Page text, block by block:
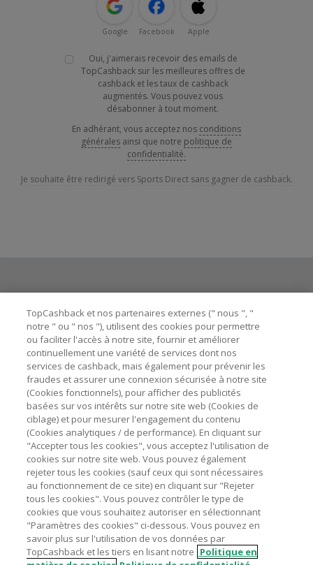
Google Facebook Apple
Oui, j'aimerais recevoir des emails de
TopCashback sur les meilleures offres de
cashback et les taux de cashback
augmentés. Vous pouvez vous
désabonner à tout moment.
En adhérant, vous acceptez nos conditions
générales ainsi que notre politique de
confidentialité.
Je souhaite être redirigé vers Sports Direct sans gagner de cashback.
Besoin d'aide ?
Astuces pour économiser
A propos de
Contactez-nous
Mentions légales
Nos sites UK US CN JP DE AU
TopCashback et nos partenaires externes (" nous ", "
notre " ou " nos "), utilisent des cookies pour permettre
ou faciliter l'accès à notre site, fournir et améliorer
continuellement une variété de services dont nos
services de cashback, mais également pour prévenir les
fraudes et assurer une connexion sécurisée à notre site
(Cookies fonctionnels), pour afficher des publicités
basées sur vos intérêts sur notre site web (Cookies de
ciblage) et pour mesurer l'engagement du contenu
(Cookies analytiques / de performance). En cliquant sur
"Accepter tous les cookies", vous acceptez l'utilisation de
cookies sur notre site web. Vous pouvez également
rejeter tous les cookies (sauf ceux qui sont nécessaires
au fonctionnement de ce site) en cliquant sur "Rejeter
tous les cookies". Vous pouvez contrôler le type de
cookies que vous souhaitez autoriser en sélectionnant
"Paramètres des cookies" ci-dessous. Vous pouvez en
savoir plus sur l'utilisation de vos données par
TopCashback et les tiers en lisant notre Politique en